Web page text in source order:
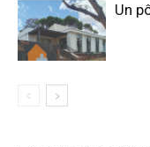
Un